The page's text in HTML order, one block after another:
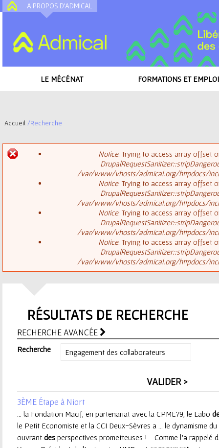
A PROPOS D'ADMICAL
LE MÉCÉNAT FORMATIONS ET
Accueil /Recherche
e
d
r
r
Notice: Trying to access array offset
/var/www/vhosts/admical.org/httpdocs/
Notice: Trying to access array offset
/var/www/vhosts/admical.org/httpdocs/
Notice: Trying to access array offset
/var/www/vhosts/admical.org/httpdocs/
Notice: Trying to access array offset
/var/www/vhosts/admical.org/httpdocs/
RÉSULTATS DE RECHERCHE
RECHERCHE AVANCÉE
Recherche
3ÈME Étape à Niort
... la Fondation Macif, en partenariat avec la CPME79, le Labo
le Petit Economiste et la CCI Deux-Sèvres a ... le dynamisme
ouvrant des perspectives prometteuses ! Comme l'a rappelé